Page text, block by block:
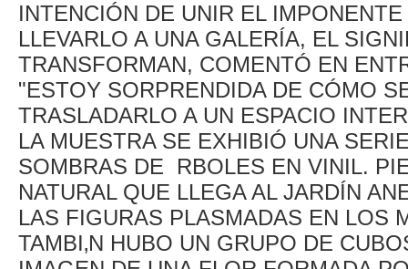
INTENCIÓN DE UNIR EL
LLEVARLO A UNA GALERÍA, EL
TRANSFORMAN, COMENTÓ EN
"ESTOY SORPRENDIDA DE CÓMO
TRASLADARLO A UN ESPACIO
LA MUESTRA SE EXHIBIÓ UNA
SOMBRAS DE RBOLES EN VINIL.
NATURAL QUE LLEGA AL JARDÍN
LAS FIGURAS PLASMADAS EN LOS
TAMBI‚N HUBO UN GRUPO DE